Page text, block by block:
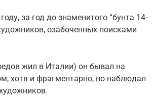
за год до знаменитого “бунта 14-
озабоченных поисками
жил в Италии) он бывал на
хотя и фрагментарно, но наблюдал